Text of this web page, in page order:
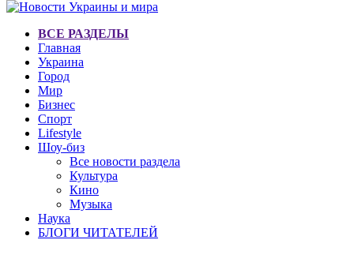
ВСЕ РАЗДЕЛЫ
Главная
Украина
Город
Мир
Бизнес
Спорт
Lifestyle
Шоу-биз
Все новости раздела
Культура
Кино
Музыка
Наука
БЛОГИ ЧИТАТЕЛЕЙ